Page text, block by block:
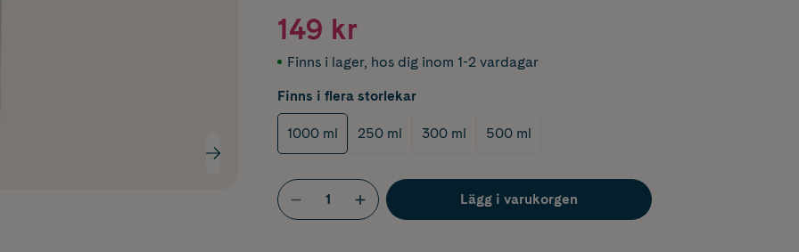
149 kr
Finns i lager, hos dig inom 1-2 vardagar
Finns i flera storlekar
1000 ml 250 ml 300 ml 500 ml
Lägg i varukorgen